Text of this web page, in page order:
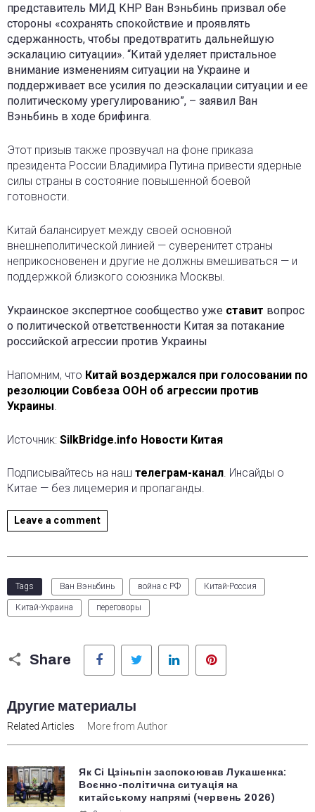
представитель МИД КНР Ван Вэньбинь призвал обе
стороны «сохранять спокойствие и проявлять
сдержанность, чтобы предотвратить дальнейшую
эскалацию ситуации». “Китай уделяет пристальное
внимание изменениям ситуации на Украине и
поддерживает все усилия по деэскалации ситуации и ее
политическому урегулированию”, – заявил Ван
Вэньбинь в ходе брифинга.
Этот призыв также прозвучал на фоне приказа
президента России Владимира Путина привести ядерные
силы страны в состояние повышенной боевой
готовности.
Китай балансирует между своей основной
внешнеполитической линией — суверенитет страны
неприкосновенен и другие не должны вмешиваться — и
поддержкой близкого союзника Москвы.
Украинское экспертное сообщество уже ставит вопрос
о политической ответственности Китая за потакание
российской агрессии против Украины
Напомним, что Китай воздержался при голосовании по
резолюции Совбеза ООН об агрессии против
Украины.
Источник: SilkBridge.info Новости Китая
Подписывайтесь на наш телеграм-канал. Инсайды о
Китае — без лицемерия и пропаганды.
Leave a comment
Tags Ван Вэньбинь война с РФ Китай-Россия
Китай-Украина переговоры
Share
Facebook Twitter LinkedIn
Другие материалы
Related Articles More from Author
Як Сі Цзіньпін заспокоював Лукашенка:
Воєнно-політична ситуація на
китайському напрямі (червень 2026)